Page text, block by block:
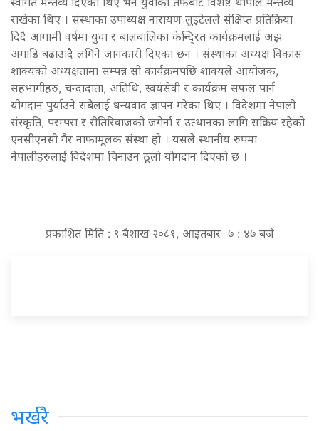
राखेका थिए । संस्थाका उपाध्यक्ष नारायण लुइटेलले संक्षिप्त प्रतिक्रिया
दिदै आगामी वर्षमा युवा र बालबालिका केन्दि्रत कार्यक्रमलाई अझ
अगाडि बढाउादै लगिने जानकारी दिएका छन । संस्थाका अध्यक्ष विकास
शाक्यको अध्यक्षतामा सम्पन्न सो कार्यक्रमपछि शाक्यले आयोजक,
सहभागीहरु, चन्दादाता, अतिथि, स्वयंसेवी र कार्यक्रम सफल पार्न
योगदान पुर्याउने सबैलाई धन्यवाद ज्ञापन गरेका थिए । विदेशमा नेपाली
संस्कृति, परम्परा र रीतिरिवाजको जगेर्ना र उत्थानका लागि सक्रिय रहेको
एनसीएनसी गैर नाफामूलक संस्था हो । यसले स्थानीय रुपमा
नेपालीहरुलाई विदेशमा चिनाउन ठूलो योगदान दिएको छ ।
प्रकाशित मिति : ९ बैशाख २०८१, आइतबार ७ : ४७ बजे
भर्खरै